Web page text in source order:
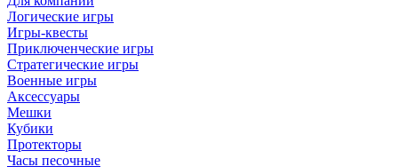
Логические игры
Игры-квесты
Приключенческие игры
Стратегические игры
Военные игры
Аксессуары
Мешки
Кубики
Протекторы
Часы песочные